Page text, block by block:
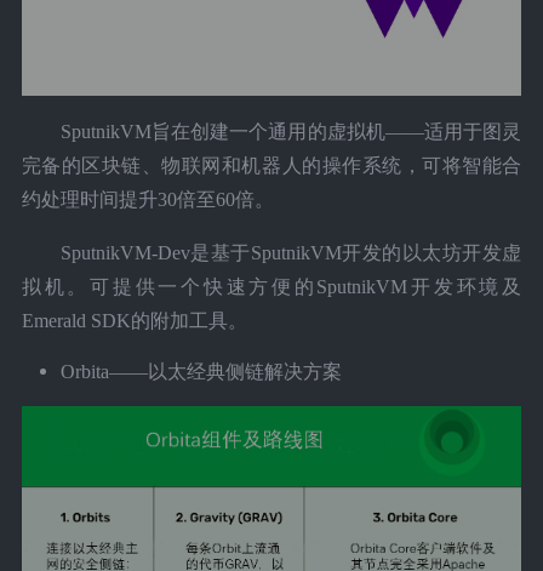
SputnikVM旨在创建一个通用的虚拟机——适用于图灵
完备的区块链、物联网和机器人的操作系统，可将智能合
约处理时间提升30倍至60倍。
SputnikVM-Dev是基于SputnikVM开发的以太坊开发虚
拟机。可提供一个快速方便的SputnikVM开发环境及
Emerald SDK的附加工具。
Orbita——以太经典侧链解决方案